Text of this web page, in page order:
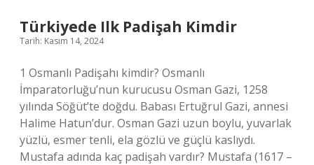
Türkiyede Ilk Padişah Kimdir
Tarih: Kasım 14, 2024
1 Osmanlı Padişahı kimdir? Osmanlı
İmparatorluğu’nun kurucusu Osman Gazi, 1258
yılında Söğüt’te doğdu. Babası Ertuğrul Gazi, annesi
Halime Hatun’dur. Osman Gazi uzun boylu, yuvarlak
yüzlü, esmer tenli, ela gözlü ve güçlü kaslıydı.
Mustafa adında kaç padişah vardır? Mustafa (1617 –